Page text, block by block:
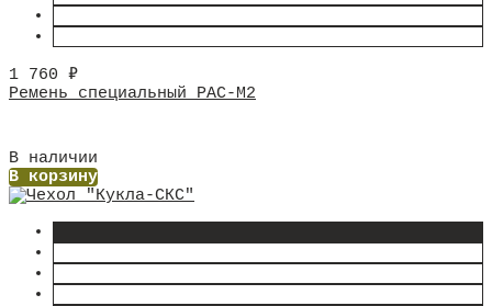
1 760 ₽
Ремень специальный РАС-М2
В наличии
В корзину